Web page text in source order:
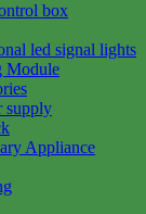
box
led signal lights
Module
supply
Appliance